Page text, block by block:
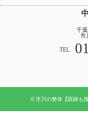
千
市
TEL.
© 市川の整体【医師も